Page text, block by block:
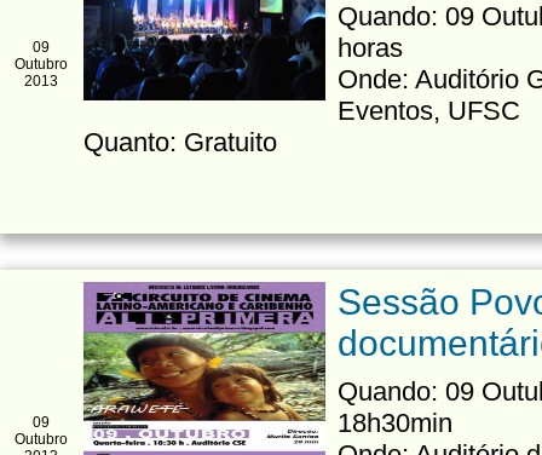
09
Outubro
2013
Quando: 09
horas
Onde: Auditório
Eventos, UFSC
Quanto: Gratuito
09
Outubro
Sessão
Quando: 09
18h30min